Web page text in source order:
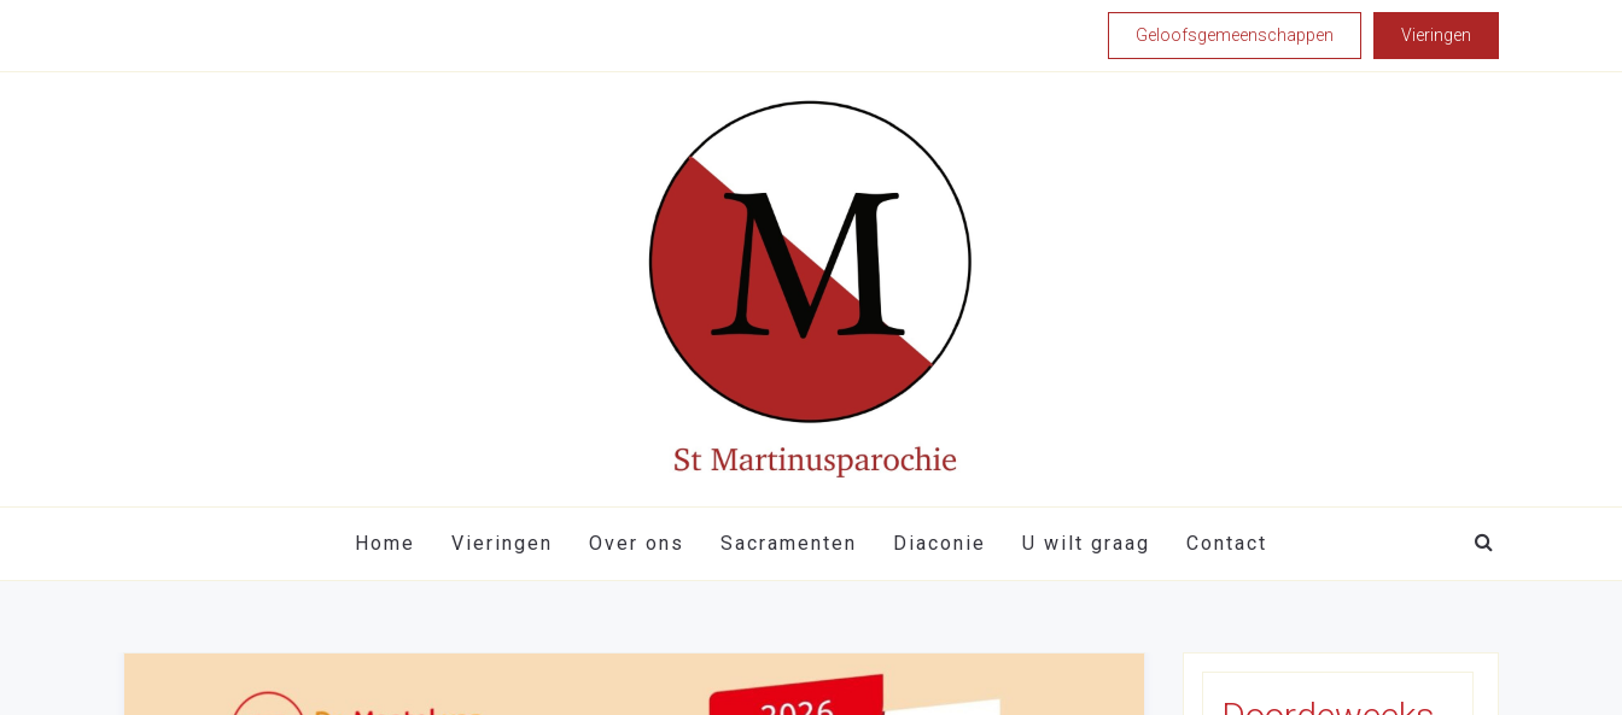
Geloofsgemeenschappen Vieringen
Home Vieringen Over ons Sacramenten Diaconie U wilt graag Contact